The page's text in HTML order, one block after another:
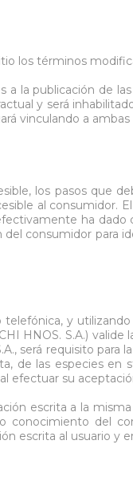
los términos
la publicación de
y será
vinculando a ambas
los pasos que
al consumidor.
ha
consumidor para
telefónica, y
HNOS. S.A.) valide
será requisito para
de las especies en
efectuar su
escrita a la
del
escrita al usuario y